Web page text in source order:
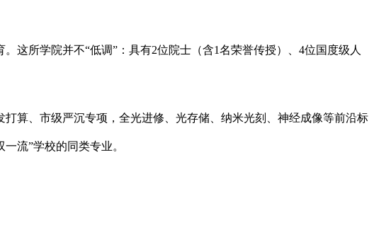
所学院并不“低调”：具有2位院士（含1名荣誉传授）、4位国度级人
、市级严沉专项，全光进修、光存储、纳米光刻、神经成像等前沿标
流”学校的同类专业。